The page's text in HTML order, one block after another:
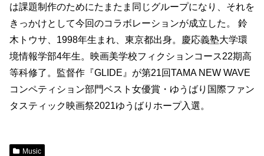
は課題制作のためにたまたま同じグループになり、それを
きっかけとして今回のコラボレーションが成立した。 鈴
木トウサ、1998年生まれ、東京都出身。慶応義塾大学環
境情報学部4年生。映画美学校フィクションコース22期高
等科修了。監督作『GLIDE』が第21回TAMA NEW WAVE
コンペティション部門ベスト女優賞・ゆうばり国際ファン
タスティック映画祭2021ゆうばりホープ入選。
Music